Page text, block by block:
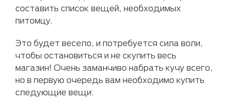
составить список вещей, необходимых
питомцу.
Это будет весело, и потребуется сила воли,
чтобы остановиться и не скупить весь
магазин! Очень заманчиво набрать кучу всего,
но в первую очередь вам необходимо купить
следующие вещи: